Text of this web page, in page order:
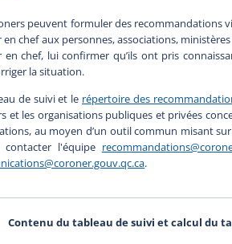
peuvent formuler des recommandations
en chef aux personnes, associations,
en chef, lui confirmer qu’ils ont pris
la situation.
de suivi et le répertoire des
et les organisations publiques et privées
au moyen d’un outil commun misant
contacter l'équipe
.
Contenu du tableau de suivi et calcul du